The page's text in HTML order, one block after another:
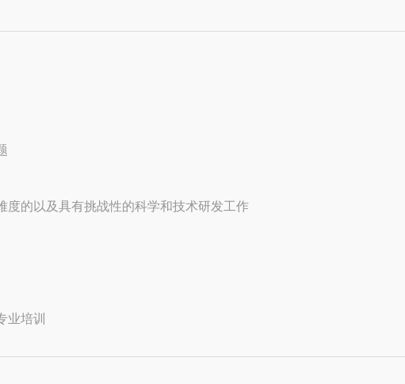
度的以及具有挑战性的科学和技术研发工作
业培训